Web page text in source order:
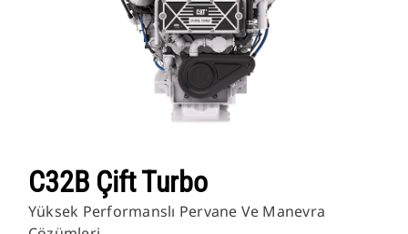
C32B Çift Turbo
Yüksek Performanslı Pervane Ve Manevra